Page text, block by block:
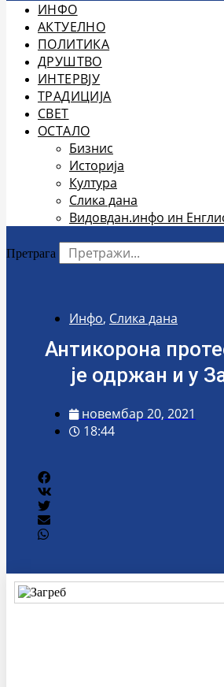
ИНФО
АКТУЕЛНО
ПОЛИТИКА
ДРУШТВО
ИНТЕРВЈУ
ТРАДИЦИЈА
СВЕТ
ОСТАЛО
Бизнис
Историја
Култура
Слика дана
Видовдан.инфо ин
Претрага
Инфо, Слика дана
Антикорона
је одржан и у
новембар 20, 2021
18:44